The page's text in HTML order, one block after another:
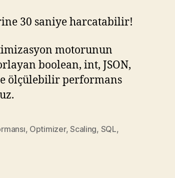
30 saniye harcatabilir!
motorunun
boolean, int, JSON,
ölçülebilir performans
, Optimizer,Scaling, SQL,